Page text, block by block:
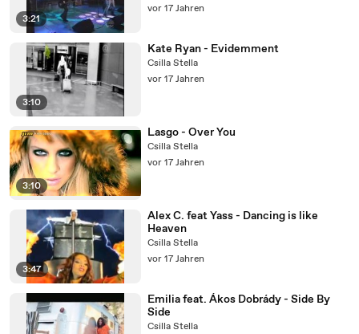
3:21
vor 17 Jahren
3:10
Kate Ryan - Evidemment
Csilla Stella
vor 17 Jahren
3:10
Lasgo - Over You
Csilla Stella
vor 17 Jahren
3:47
Alex C. feat Yass - Dancing is like
Heaven
Csilla Stella
vor 17 Jahren
Emilia feat. Ákos Dobrády - Side By
Side
Csilla Stella